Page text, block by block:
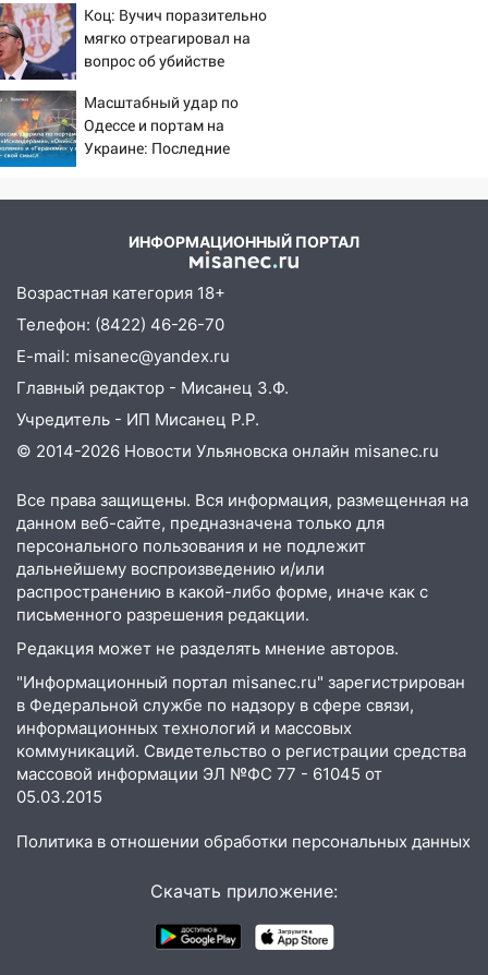
14:28
Ураган вырвал остановку на улице
Деева в Заволжье
14:26
пытаются расчистить ливнёвки, не
дождавшись коммунальщиков
14:16
Студента из Ульяновска обманули
14:12 Куда жаловаться ульяновцам на
упавшее дерево или затопленную улицу
после непогоды
13:59
В Новом городе ураганным
ветром сорвало опалубку со
строящегося дома
13:54 В мэрии Ульяновска рассказали,
как устраняют последствия мощного
шторма
13:49 Стихия продолжает крушить
Ульяновск: дерево рухнуло на дом на
13:47 На Нижней Террасе мощным
ветром вырвало дерево с корнем
13:46 Сильный ветер сорвал крышу с
СТО на проспекте Созидателей
13:35 Непогода продолжает бить по
сошёл с рельсов
Упавшие деревья перекрыли
Непогода в Ульяновске не
Коц: Вучич поразительно
мягко отреагировал на
вопрос об убийстве
Масштабный удар по
Одессе и портам на
Украине: Последние
ИНФОРМАЦИОННЫЙ ПОРТАЛ
Возрастная категория 18+
Телефон: (8422) 46-26-70
E-mail: misanec@yandex.ru
Главный редактор - Мисанец З.Ф.
Учредитель - ИП Мисанец Р.Р.
© 2014-2026 Новости Ульяновска онлайн misanec.ru
Все права защищены. Вся информация, размещенная на
данном веб-сайте, предназначена только для
персонального пользования и не подлежит
дальнейшему воспроизведению и/или
распространению в какой-либо форме, иначе как с
письменного разрешения редакции.
Редакция может не разделять мнение авторов.
"Информационный портал misanec.ru" зарегистрирован
в Федеральной службе по надзору в сфере связи,
информационных технологий и массовых
коммуникаций. Свидетельство о регистрации средства
массовой информации ЭЛ №ФС 77 - 61045 от
05.03.2015
Политика в отношении обработки персональных данных
Скачать приложение: